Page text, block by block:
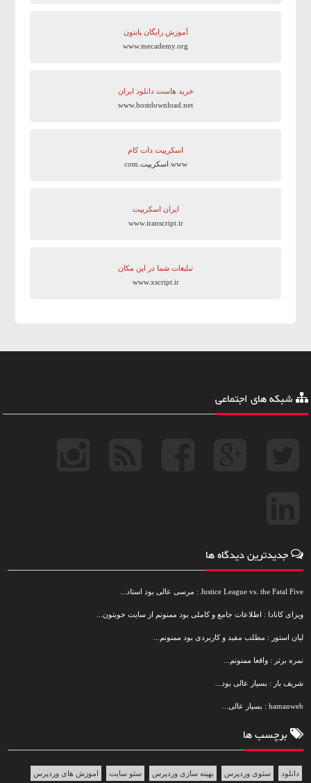
آموزش رایگان پایتون
www.mecademy.org
خرید هاست دانلود ایران
www.hostdownload.net
اسکریپت دات کام
www.اسکریپت.com
ایران اسکریپت
www.iranscript.ir
تبلیغات شما در این مکان
www.xscript.ir
شبکه های اجتماعی
جدیدترین دیدگاه ها
Justice League vs. the Fatal Five : مرسی عالی بود استاد...
ویزای کانادا : اطلاعات جامع و کاملی بود ممنونم از سایت خوبتون...
لیان استور : مطلب مفید و کاربردی بود ممنونم...
نمره برتر : واقعا ممنونم...
شریف بار : بسیار عالی بود...
hamanweb : بسیار عالی...
برچسب ها
دانلود سئوی وردپرس بهینه سازی وردپرس سئو سایت اموزش های وردپرس